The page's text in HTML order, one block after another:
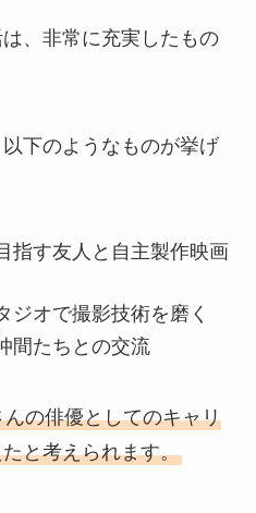
、非常に充実したもの
下のようなものが挙げ
指す友人と自主製作映画
ジオで撮影技術を磨く
間たちとの交流
の俳優としてのキャリ
と考えられます。